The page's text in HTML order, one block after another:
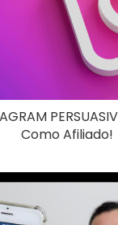
Como Afiliado!